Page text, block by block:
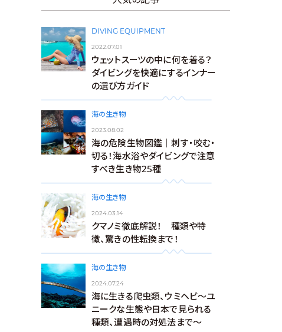
DIVING EQUIPMENT
2022.07.01
ウェットスーツの中に何を着る？
ダイビングを快適にするインナー
の選び方ガイド
海の生き物
2023.08.02
海の危険生物図鑑｜刺す・咬む・
切る！海水浴やダイビングで注意
すべき生き物25種
海の生き物
2024.03.14
クマノミ徹底解説！ 種類や特
徴、驚きの性転換まで！
海の生き物
2024.07.24
海に生きる爬虫類、ウミヘビ～ユ
ニークな生態や日本で見られる
種類、遭遇時の対処法まで～